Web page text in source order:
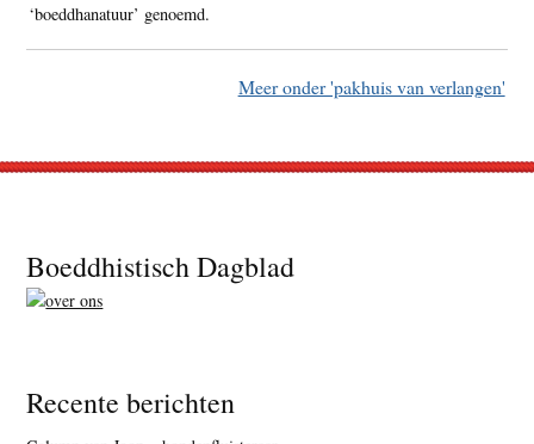
‘boeddhanatuur’ genoemd.
Meer onder 'pakhuis van verlangen'
Footer
Boeddhistisch Dagblad
Recente berichten